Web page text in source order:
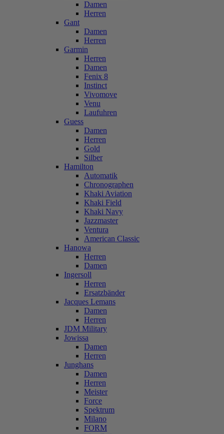
Damen
Herren
Gant
Damen
Herren
Garmin
Herren
Damen
Fenix 8
Instinct
Vivomove
Venu
Laufuhren
Guess
Damen
Herren
Gold
Silber
Hamilton
Automatik
Chronographen
Khaki Aviation
Khaki Field
Khaki Navy
Jazzmaster
Ventura
American Classic
Hanowa
Herren
Damen
Ingersoll
Herren
Ersatzbänder
Jacques Lemans
Damen
Herren
JDM Military
Jowissa
Damen
Herren
Junghans
Damen
Herren
Meister
Force
Spektrum
Milano
FORM